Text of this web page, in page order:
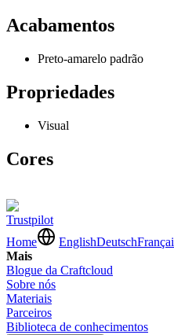
Acabamentos
Preto-amarelo padrão
Propriedades
Visual
Cores
Trustpilot
Home
EnglishDeutsch
Mais
Blogue da Craftcloud
Sobre nós
Materiais
Parceiros
Biblioteca de conhecimentos